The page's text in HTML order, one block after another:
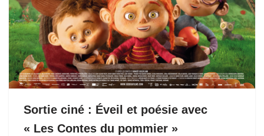
Sortie ciné : Éveil et poésie avec
« Les Contes du pommier »